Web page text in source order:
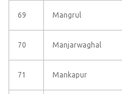
69 Mangrul
70 Manjarwaghal
71 Mankapur